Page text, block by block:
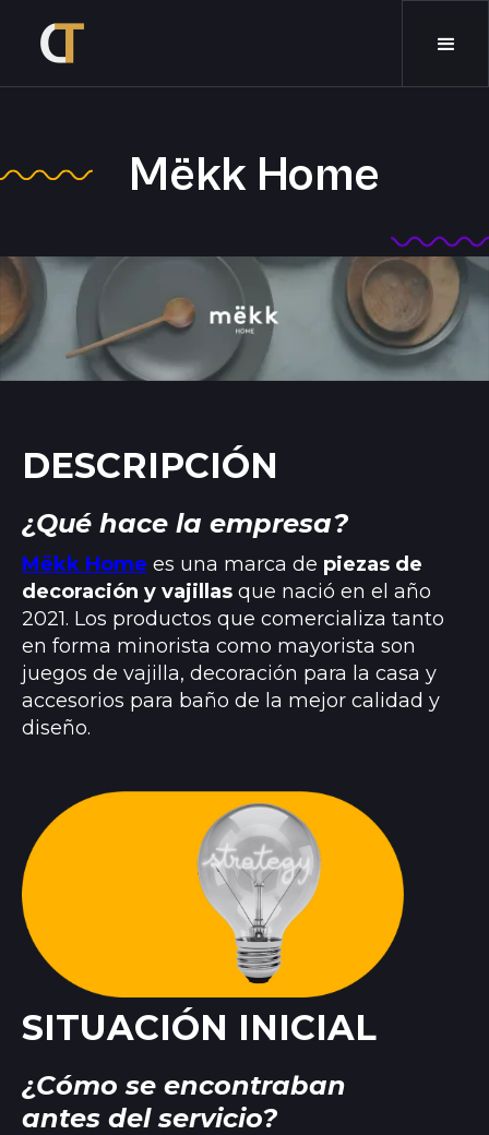
Mëkk Home
DESCRIPCIÓN
¿Qué hace la empresa?
Mëkk Home es una marca de piezas de
decoración y vajillas que nació en el año
2021. Los productos que comercializa tanto
en forma minorista como mayorista son
juegos de vajilla, decoración para la casa y
accesorios para baño de la mejor calidad y
diseño.
SITUACIÓN INICIAL
¿Cómo se encontraban
antes del servicio?